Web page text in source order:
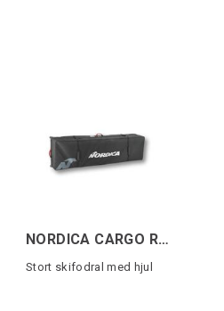
NORDICA CARGO ROLLER SKI BAG Svart/Vit
Stort skifodral med hjul